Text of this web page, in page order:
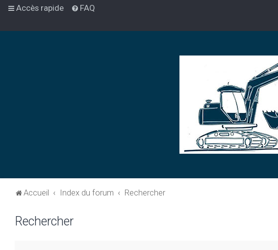
Accès rapide FAQ
Accueil Index du forum Rechercher
Rechercher